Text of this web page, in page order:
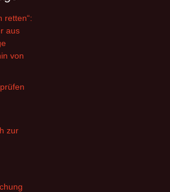
retten“:
aus
von
zur